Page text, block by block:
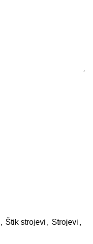
, Štik strojevi , Strojevi ,